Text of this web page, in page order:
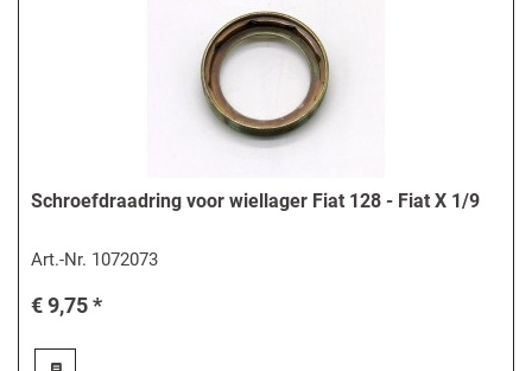
Schroefdraadring voor wiellager Fiat 128 - Fiat X 1/9
Art.-Nr. 1072073
€ 9,75 *